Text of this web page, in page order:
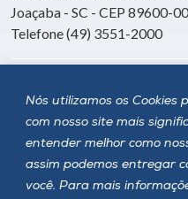
Nós utilizamos os
com nosso site mais
entender melhor como
assim podemos entregar
você. Para mais
Joaçaba - SC - CEP 89600-
Telefone (49) 3551-2000
Siga a Unoesc